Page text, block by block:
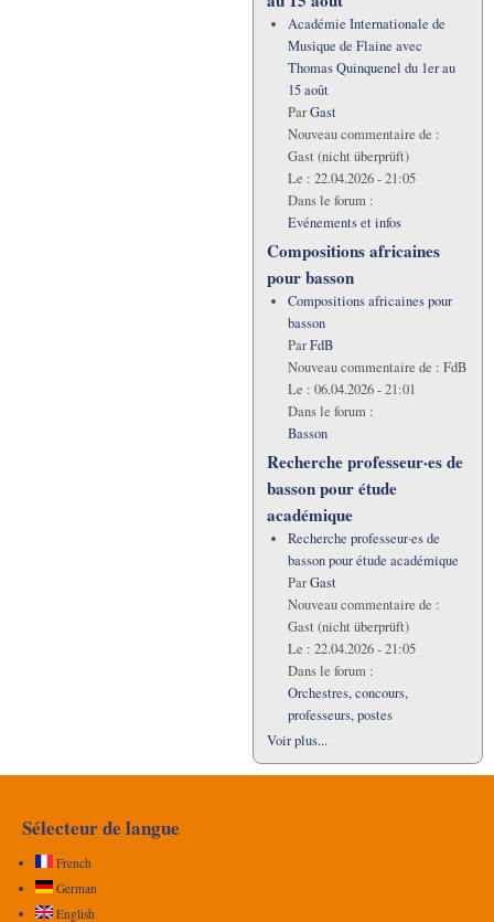
Académie Internationale de
Musique de Flaine avec
Thomas Quinquenel du 1er au
15 août
ParGast
Nouveau commentaire de :
Gast (nicht überprüft)
Le : 22.04.2026 - 21:05
Dans le forum :
Evénements et infos
Compositions africaines
pour basson
Compositions africaines pour
basson
ParFdB
Nouveau commentaire de : FdB
Le : 06.04.2026 - 21:01
Dans le forum :
Basson
Recherche professeur·es de
basson pour étude
académique
Recherche professeur·es de
basson pour étude académique
ParGast
Nouveau commentaire de :
Gast (nicht überprüft)
Le : 22.04.2026 - 21:05
Dans le forum :
Orchestres, concours,
professeurs, postes
Voir plus...
Sélecteur de langue
French
German
English